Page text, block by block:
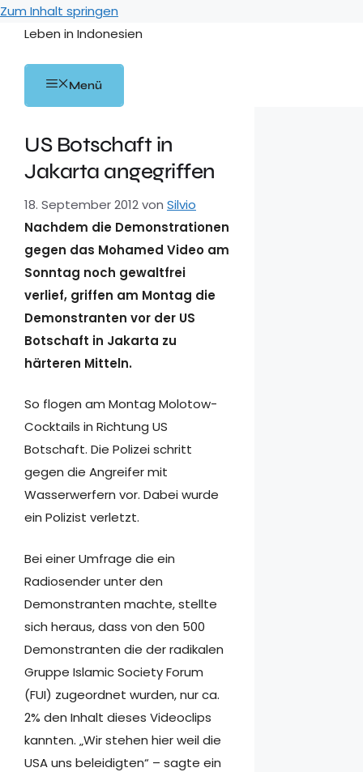
Zum Inhalt springen
Leben in Indonesien
Menü
US Botschaft in
Jakarta angegriffen
18. September 2012von Silvio
Nachdem die Demonstrationen
gegen das Mohamed Video am
Sonntag noch gewaltfrei
verlief, griffen am Montag die
Demonstranten vor der US
Botschaft in Jakarta zu
härteren Mitteln.
So flogen am Montag Molotow-
Cocktails in Richtung US
Botschaft. Die Polizei schritt
gegen die Angreifer mit
Wasserwerfern vor. Dabei wurde
ein Polizist verletzt.
Bei einer Umfrage die ein
Radiosender unter den
Demonstranten machte, stellte
sich heraus, dass von den 500
Demonstranten die der radikalen
Gruppe Islamic Society Forum
(FUI) zugeordnet wurden, nur ca.
2% den Inhalt dieses Videoclips
kannten. „Wir stehen hier weil die
USA uns beleidigten“ – sagte ein